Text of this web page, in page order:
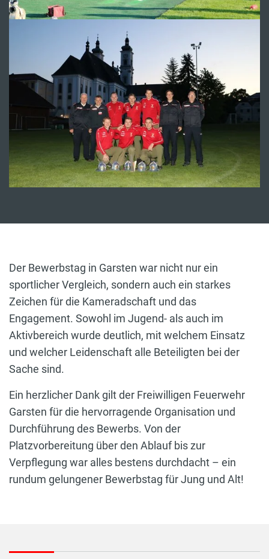
Der Bewerbstag in Garsten war nicht nur ein
sportlicher Vergleich, sondern auch ein starkes
Zeichen für die Kameradschaft und das
Engagement. Sowohl im Jugend- als auch im
Aktivbereich wurde deutlich, mit welchem Einsatz
und welcher Leidenschaft alle Beteiligten bei der
Sache sind.
Ein herzlicher Dank gilt der Freiwilligen Feuerwehr
Garsten für die hervorragende Organisation und
Durchführung des Bewerbs. Von der
Platzvorbereitung über den Ablauf bis zur
Verpflegung war alles bestens durchdacht – ein
rundum gelungener Bewerbstag für Jung und Alt!